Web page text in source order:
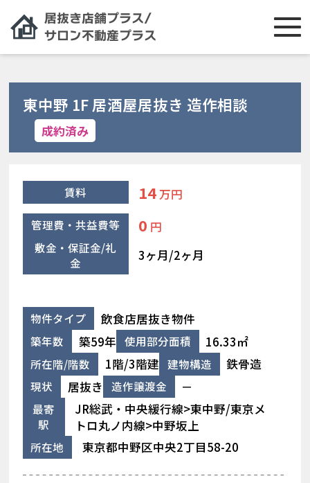
東中野 1F 居酒屋居抜き 造作相談
成約済み
賃料 14万円
管理費・共益費等 0 円
敷金・保証金/礼
金
3ヶ月/2ヶ月
物件タイプ 飲食店居抜き物件
築年数 築59年 使用部分面積 16.33㎡
所在階/階数 1階/3階建 建物構造 鉄骨造
現状 居抜き 造作譲渡金 －
最寄
駅
JR総武・中央緩行線>東中野/東京メ
トロ丸ノ内線>中野坂上
所在地 東京都中野区中央2丁目58-20